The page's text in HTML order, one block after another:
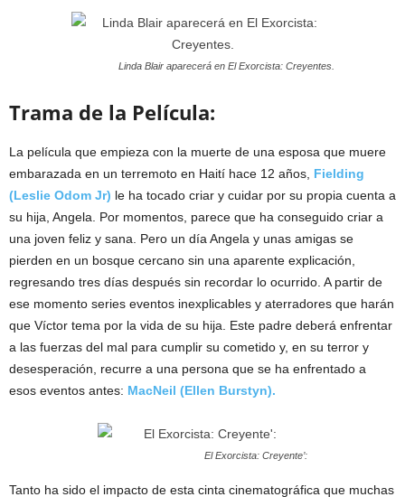
Linda Blair aparecerá en El Exorcista: Creyentes.
Trama de la Película:
La película que empieza con la muerte de una esposa que muere
embarazada en un terremoto en Haití hace 12 años, Fielding
(Leslie Odom Jr) le ha tocado criar y cuidar por su propia cuenta a
su hija, Angela. Por momentos, parece que ha conseguido criar a
una joven feliz y sana. Pero un día Angela y unas amigas se
pierden en un bosque cercano sin una aparente explicación,
regresando tres días después sin recordar lo ocurrido. A partir de
ese momento series eventos inexplicables y aterradores que harán
que Víctor tema por la vida de su hija. Este padre deberá enfrentar
a las fuerzas del mal para cumplir su cometido y, en su terror y
desesperación, recurre a una persona que se ha enfrentado a
esos eventos antes: MacNeil (Ellen Burstyn).
El Exorcista: Creyente’:
Tanto ha sido el impacto de esta cinta cinematográfica que muchas